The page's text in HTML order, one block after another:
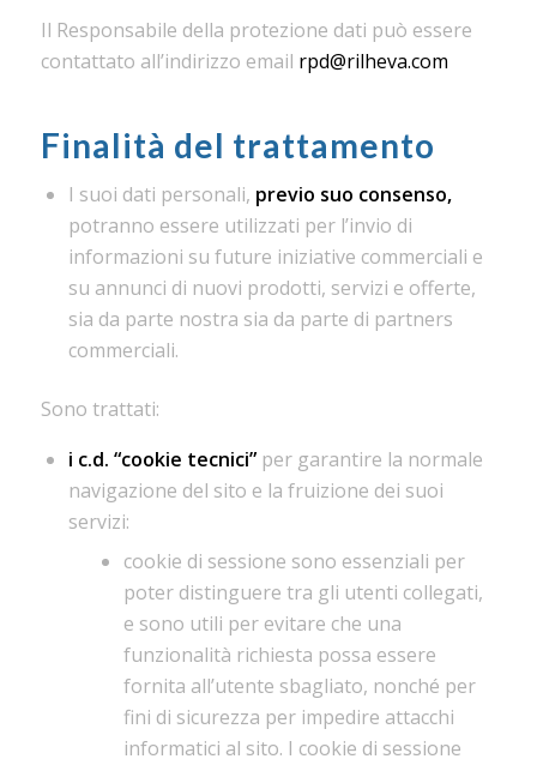
Il Responsabile della protezione dati può essere
contattato all’indirizzo email rpd@rilheva.com
Finalità del trattamento
I suoi dati personali, previo suo consenso,
potranno essere utilizzati per l’invio di
informazioni su future iniziative commerciali e
su annunci di nuovi prodotti, servizi e offerte,
sia da parte nostra sia da parte di partners
commerciali.
Sono trattati:
i c.d. “cookie tecnici”per garantire la normale
navigazione del sito e la fruizione dei suoi
servizi:
cookie di sessione sono essenziali per
poter distinguere tra gli utenti collegati,
e sono utili per evitare che una
funzionalità richiesta possa essere
fornita all’utente sbagliato, nonché per
fini di sicurezza per impedire attacchi
informatici al sito. I cookie di sessione